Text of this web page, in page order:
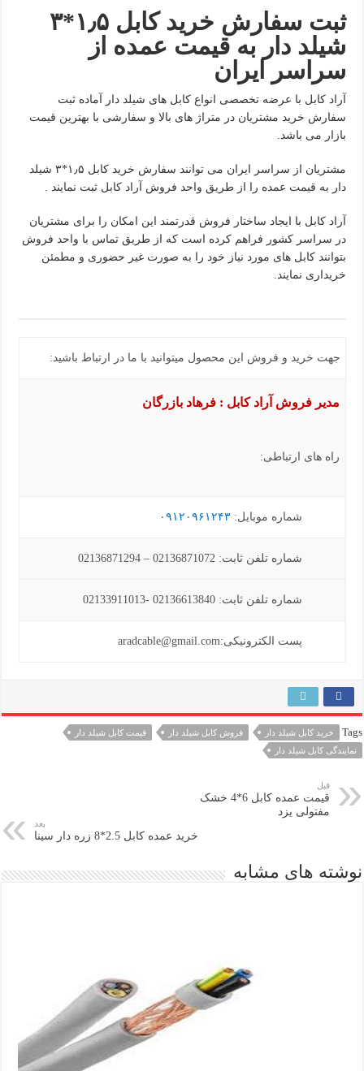
ثبت سفارش خرید کابل ۱٫۵*۳
شیلد دار به قیمت عمده از
سراسر ایران
آراد کابل با عرضه تخصصی انواع کابل های شیلد دار آماده ثبت
سفارش خرید مشتریان در متراژ های بالا و سفارشی با بهترین قیمت
بازار می باشد.
مشتریان از سراسر ایران می توانند سفارش خرید کابل ۱٫۵*۳ شیلد
دار به قیمت عمده را از طریق واحد فروش آراد کابل ثبت نمایند .
آراد کابل با ایجاد ساختار فروش قدرتمند این امکان را برای مشتریان
در سراسر کشور فراهم کرده است که از طریق تماس با واحد فروش
بتوانند کابل های مورد نیاز خود را به صورت غیر حضوری و مطمئن
خریداری نمایند.
جهت خرید و فروش این محصول میتوانید با ما در ارتباط باشید:
مدیر فروش آراد کابل : فرهاد بازرگان
راه های ارتباطی:
شماره موبایل: ۰۹۱۲۰۹۶۱۲۴۳
شماره تلفن ثابت: 02136871072 – 02136871294
شماره تلفن ثابت: 02136613840 -02133911013
پست الکترونیکی:aradcable@gmail.com
Tags خرید کابل شیلد دار فروش کابل شیلد دار
قیمت کابل شیلد دار
نمایندگی کابل شیلد دار
قبل
قیمت عمده کابل 6*4 خشک
مفتولی یزد
بعد
خرید عمده کابل 2.5*8 زره دار سینا
نوشته های مشابه